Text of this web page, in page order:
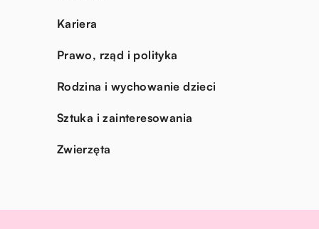
Kariera
Prawo, rząd i polityka
Rodzina i wychowanie dzieci
Sztuka i zainteresowania
Zwierzęta